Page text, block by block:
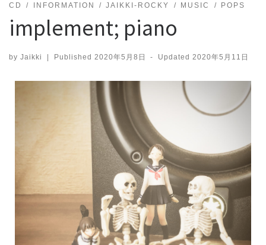
CD INFORMATION JAIKKI-ROCKY MUSIC POPS
implement; piano
by Jaikki | Published 2020年5月8日 - Updated 2020年5月11日